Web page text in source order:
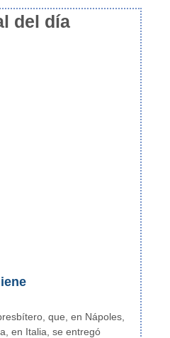
del día
que, en Nápoles,
en Italia, se entregó